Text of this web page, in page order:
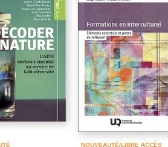
NOUVEAUTÉ/LIBRE ACCÈS